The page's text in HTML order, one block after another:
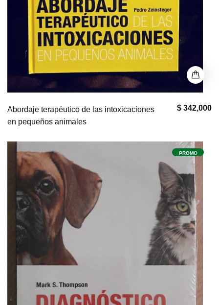
$ 342,000
Abordaje terapéutico de las intoxicaciones
en pequeños animales
PROMO